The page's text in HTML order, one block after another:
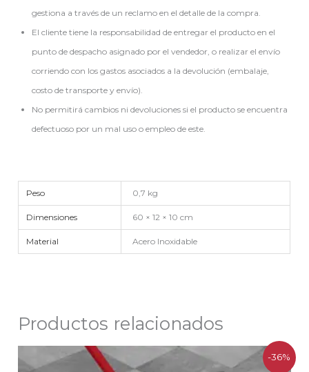
gestiona a través de un reclamo en el detalle de la compra.
El cliente tiene la responsabilidad de entregar el producto en el
punto de despacho asignado por el vendedor, o realizar el envío
corriendo con los gastos asociados a la devolución (embalaje,
costo de transporte y envío).
No permitirá cambios ni devoluciones si el producto se encuentra
defectuoso por un mal uso o empleo de este.
Peso 0,7 kg
Dimensiones 60 × 12 × 10 cm
Material Acero Inoxidable
Productos relacionados
-36%
El
precio
precio